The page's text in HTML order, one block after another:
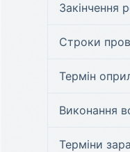
Закінчення
Строки
Термін
Виконання
Терміни